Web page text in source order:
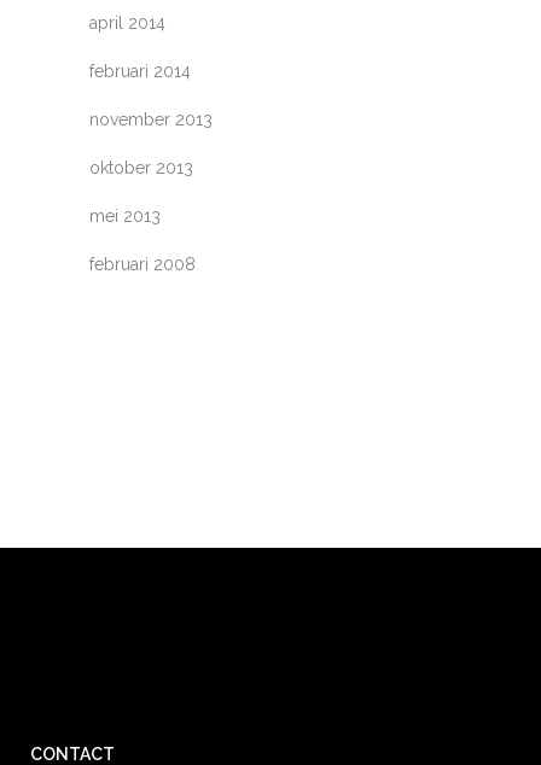
april 2014
februari 2014
november 2013
oktober 2013
mei 2013
februari 2008
CONTACT